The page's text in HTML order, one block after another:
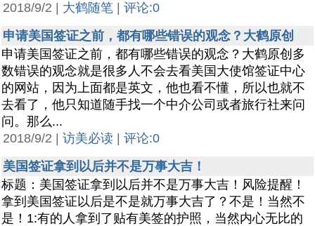
2018/9/2 | 大鹤随笔
评论:0
申请美国签证之前，都有哪些错误的观念？大鹤原创
申请美国签证之前，都有哪些错误的观念？大鹤原创多
数错误的观念就是很多人不会去看美国大使馆签证中心
的网站，因为上面都是英文，他也看不懂，所以也就不
去看了，他只知道随手找一个中介公司或者旅行社来问
问。那么...
2018/9/2 | 访美必读
评论:0
美国签证拿到以后并不是万事大吉！
标题：美国签证拿到以后并不是万事大吉！风险提醒！
拿到美国签证以后是不是就万事大吉了？不是！当然不
是！1:有的人拿到了贴有美签的护照，当然内心无比的